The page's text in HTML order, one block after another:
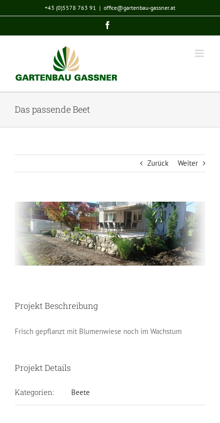
Inhalt
+43 (0)5578 763 91 | office@gartenbau-gassner.at
Das passende Beet
Zurück Weiter
View
Larger
Image
Projekt Beschreibung
Frisch gepflanzt mit Blumenwiese noch im Wachstum
Projekt Details
Kategorien: Beete